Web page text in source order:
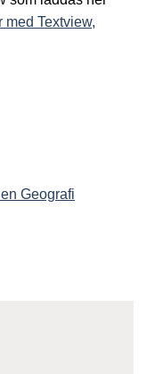
med Textview,
i nytt fönster
Geografi